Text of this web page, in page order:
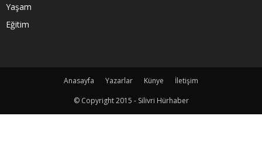
Yaşam
Eğitim
Anasayfa Yazarlar Künye
İletişim
© Copyright 2015 - Silivri Hürhaber